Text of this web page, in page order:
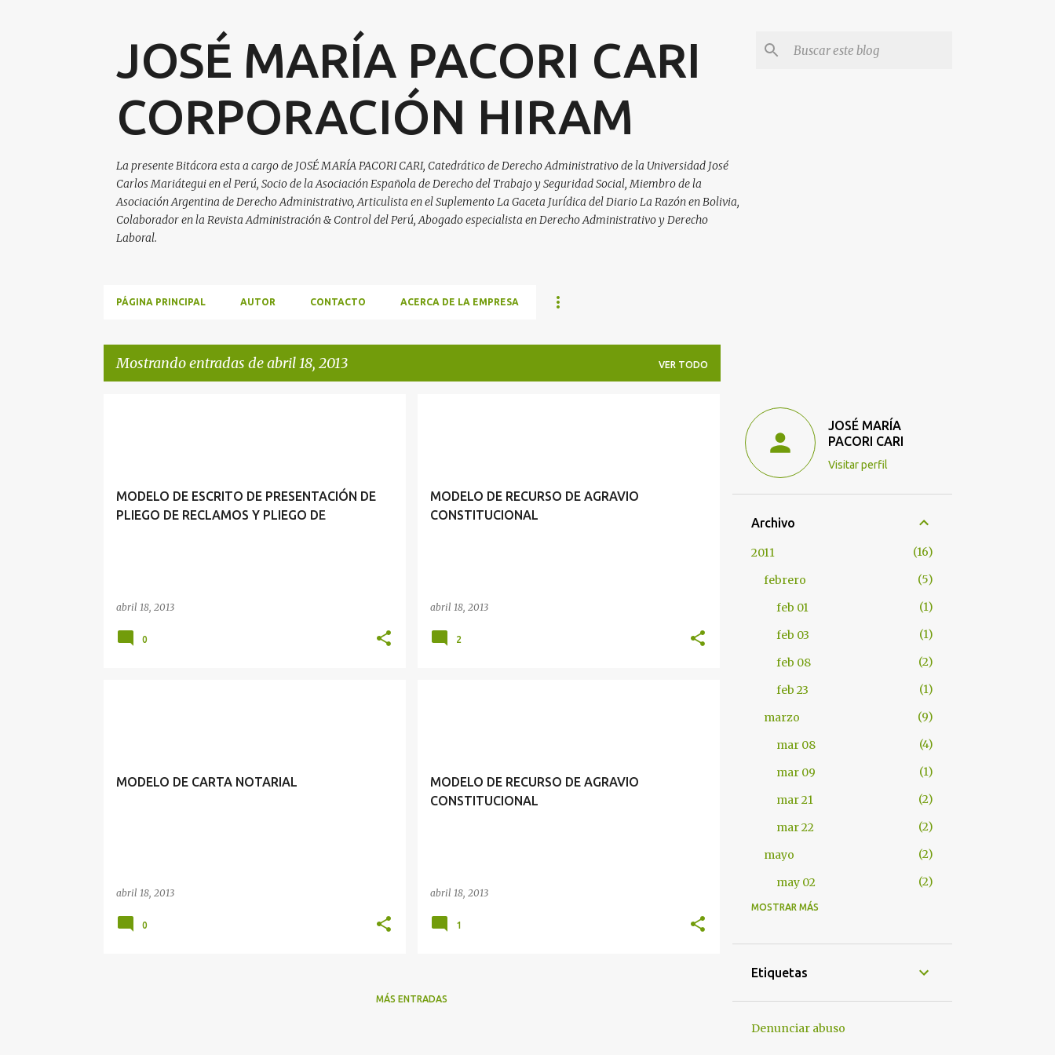
JOSÉ MARÍA PACORI CARI
CORPORACIÓN HIRAM
La presente Bitácora esta a cargo de JOSÉ MARÍA PACORI CARI, Catedrático de Derecho Administrativo de la Universidad José
Carlos Mariátegui en el Perú, Socio de la Asociación Española de Derecho del Trabajo y Seguridad Social, Miembro de la
Asociación Argentina de Derecho Administrativo, Articulista en el Suplemento La Gaceta Jurídica del Diario La Razón en Bolivia,
Colaborador en la Revista Administración & Control del Perú, Abogado especialista en Derecho Administrativo y Derecho
Laboral.
PÁGINA PRINCIPAL AUTOR CONTACTO ACERCA DE LA EMPRESA
Mostrando entradas de abril 18, 2013 VER TODO
MODELO DE ESCRITO DE PRESENTACIÓN DE
PLIEGO DE RECLAMOS Y PLIEGO DE
abril 18, 2013
0
MODELO DE RECURSO DE AGRAVIO
CONSTITUCIONAL
abril 18, 2013
2
MODELO DE CARTA NOTARIAL
abril 18, 2013
0
MODELO DE RECURSO DE AGRAVIO
CONSTITUCIONAL
abril 18, 2013
1
MÁS ENTRADAS
JOSÉ MARÍA
PACORI CARI
Visitar perfil
Archivo
2011
16
febrero
5
feb 01
1
feb 03
1
feb 08
2
feb 23
1
marzo
9
mar 08
4
mar 09
1
mar 21
2
mar 22
2
mayo
2
may 02
2
2012
abr 17
MOSTRAR MÁS
Etiquetas
Denunciar abuso